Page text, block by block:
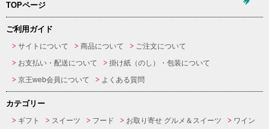
TOPページ
ご利用ガイド
サイトについて 商品について
ご注文について
お支払い・配送について
掛け紙（のし）・包装について
京王web会員について
よくある質問
カテゴリー
ギフト スイーツ フード お取り寄せ グルメ＆スイーツ
ワイン